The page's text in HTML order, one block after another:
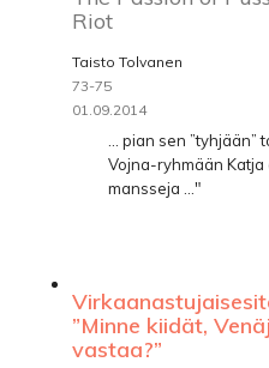
Riot
Taisto Tolvanen
73-75
01.09.2014
... pian sen
Vojna-ryhmään Katja
mansseja ..."
”Minne kiidät,
vastaa?”